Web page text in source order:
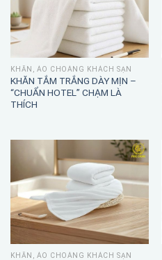
KHĂN, ÁO CHOÀNG KHÁCH SẠN
KHĂN TẮM TRẮNG DÀY MỊN –
“CHUẨN HOTEL” CHẠM LÀ
THÍCH
KHĂN, ÁO CHOÀNG KHÁCH SẠN